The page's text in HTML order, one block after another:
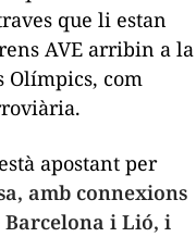
que li estan
AVE arribin a la
Olímpics, com
apostant per
amb connexions
Barcelona i Lió, i